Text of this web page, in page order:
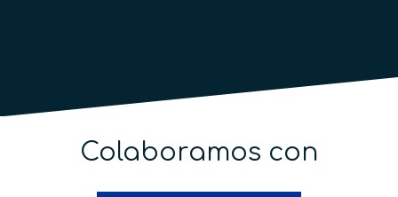
Colaboramos con